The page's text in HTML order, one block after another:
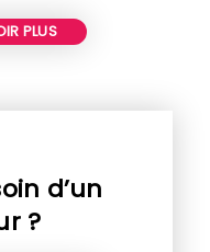
PLUS
d’un
?